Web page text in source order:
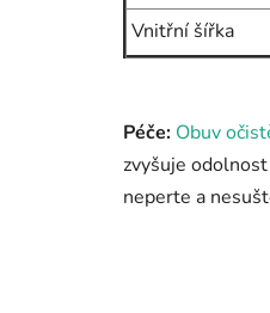
Vnitřní šířka
Péče: Obuv
zvyšuje
neperte a